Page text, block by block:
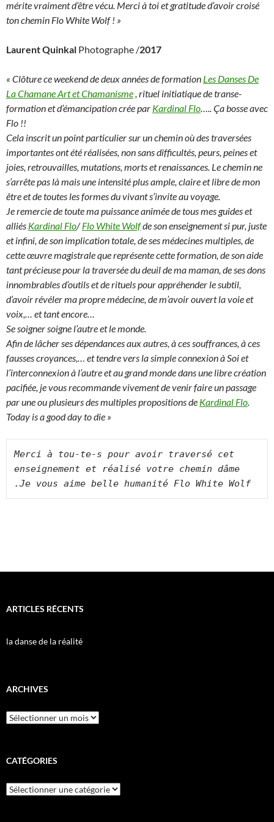
mérite vraiment d’être vécu. Merci à toi et gratitude d’avoir croisé
ton chemin Flo White Wolf ! »
Laurent Quinkal Photographe /2017
« Clôture ce weekend de deux années de formation Les Danses De
La Chamane Art et Chamanisme, rituel initiatique de transe-
formation et d’émancipation crée par Kardinal Flo….. Ça bosse avec
Flo !!
Cela inscrit un point particulier sur un chemin où des traversées
importantes ont été réalisées, non sans difficultés, peurs, peines et
joies, retrouvailles, mutations, morts et renaissances. Le chemin ne
s’arrête pas là mais une intensité plus ample, claire et libre de mon
être et de toutes les formes du vivant s’invite au voyage.
Je remercie de toute ma puissance animée de tous mes guides et
alliés Kardinal Flo/Flo White Wolfde son enseignement si pur, juste
et infini, de son implication totale, de ses médecines multiples, de
cette œuvre magistrale que représente cette formation, de son aide
tant précieuse pour la traversée du deuil de ma maman, de ses dons
innombrables d’outils et de rituels pour appréhender le subtil,
d’avoir révéler ma propre médecine, de m’avoir ouvert la voie et
voix,… et tant encore…
Se soigner soigne l’autre et le monde.
Afin de lâcher ses dépendances aux autres, à ces souffrances, à ces
fausses croyances,… et tendre vers la simple connexion à Soi et
l’interconnexion à l’autre et au grand monde dans une libre création
pacifiée, je vous recommande vivement de venir faire un passage
par une ou plusieurs des multiples propositions de Kardinal Flo.
Today is a good day to die »
Merci à tou-te-s pour avoir traversé cet
enseignement et réalisé votre chemin dâme
.Je vous aime belle humanité Flo White Wolf
ARTICLES RÉCENTS
la danse de la réalité
ARCHIVES
Archives
CATÉGORIES
Catégories